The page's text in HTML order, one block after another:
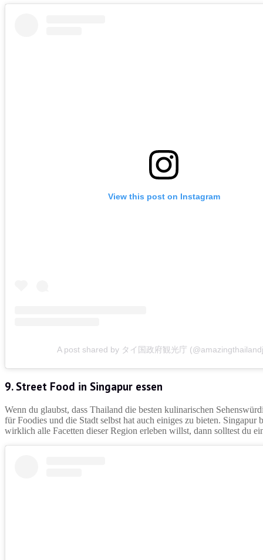
View this post on Instagram
A post shared by タイ国政府観光庁
9. Street Food in Singapur essen
Wenn du glaubst, dass Thailand die besten kulinarischen
für Foodies und die Stadt selbst hat auch einiges zu bieten.
wirklich alle Facetten dieser Region erleben willst, dann solltest du